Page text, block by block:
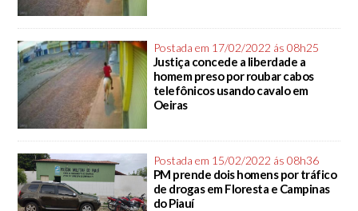
Postada em 17/02/2022 ás 08h25
Justiça concede a liberdade a
homem preso por roubar cabos
telefônicos usando cavalo em
Oeiras
Postada em 15/02/2022 ás 08h36
PM prende dois homens por tráfico
de drogas em Floresta e Campinas
do Piauí